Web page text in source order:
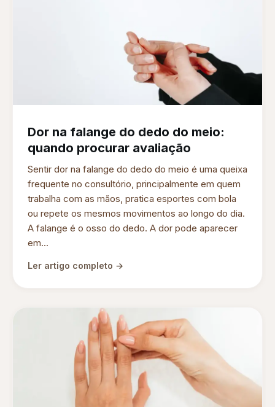
Dor na falange do dedo do meio:
quando procurar avaliação
Sentir dor na falange do dedo do meio é uma queixa
frequente no consultório, principalmente em quem
trabalha com as mãos, pratica esportes com bola
ou repete os mesmos movimentos ao longo do dia.
A falange é o osso do dedo. A dor pode aparecer
em...
Ler artigo completo →